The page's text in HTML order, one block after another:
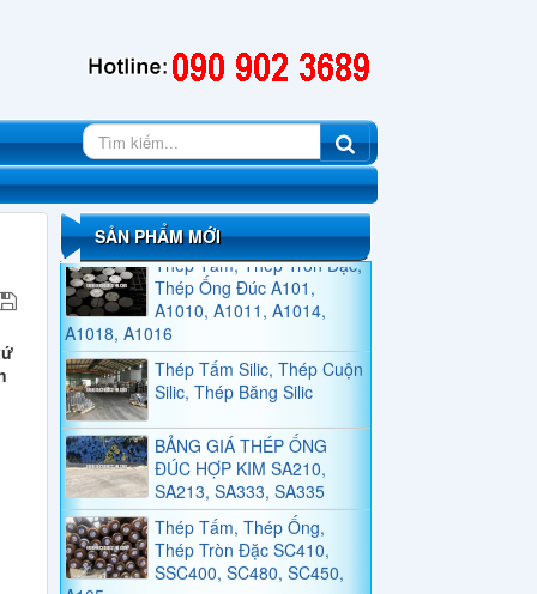
SẢN PHẨM MỚI
QUY CÁCH THÉP HÌNH H
Thép Tấm, Thép Tròn Đặc,
Thép Ống Đúc A101,
A1010, A1011, A1014,
A1018, A1016
Thép Tấm Silic, Thép Cuộn
Silic, Thép Băng Silic
BẢNG GIÁ THÉP ỐNG
ĐÚC HỢP KIM SA210,
SA213, SA333, SA335
Thép Tấm, Thép Ống,
Thép Tròn Đặc SC410,
SSC400, SC480, SC450,
A105